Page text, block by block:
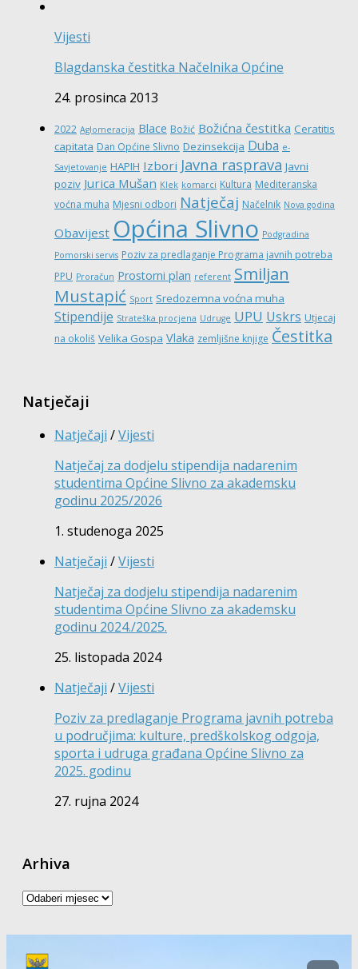
Vijesti
Blagdanska čestitka Načelnika Općine
24. prosinca 2013
2022 Aglomeracija Blace Božić Božićna čestitka Ceratitis
capitata Dan Općine Slivno Dezinsekcija Duba e-
Savjetovanje HAPIH Izbori Javna rasprava Javni
poziv Jurica Mušan Klek komarci Kultura Mediteranska
voćna muha Mjesni odbori Natječaj Načelnik Nova godina
Obavijest Općina Slivno Podgradina
Pomorski servis Poziv za predlaganje Programa javnih potreba
PPU Proračun Prostorni plan referent Smiljan
Mustapić Sport Sredozemna voćna muha
Stipendije Strateška procjena Udruge UPU Uskrs Utjecaj
na okoliš Velika Gospa Vlaka zemljišne knjige Čestitka
Natječaji
Natječaji /Vijesti
Natječaj za dodjelu stipendija nadarenim
studentima Općine Slivno za akademsku
godinu 2025/2026
1. studenoga 2025
Natječaji /Vijesti
Natječaj za dodjelu stipendija nadarenim
studentima Općine Slivno za akademsku
godinu 2024./2025.
25. listopada 2024
Natječaji /Vijesti
Poziv za predlaganje Programa javnih potreba
u područjima: kulture, predškolskog odgoja,
sporta i udruga građana Općine Slivno za
2025. godinu
27. rujna 2024
Arhiva
Arhiva